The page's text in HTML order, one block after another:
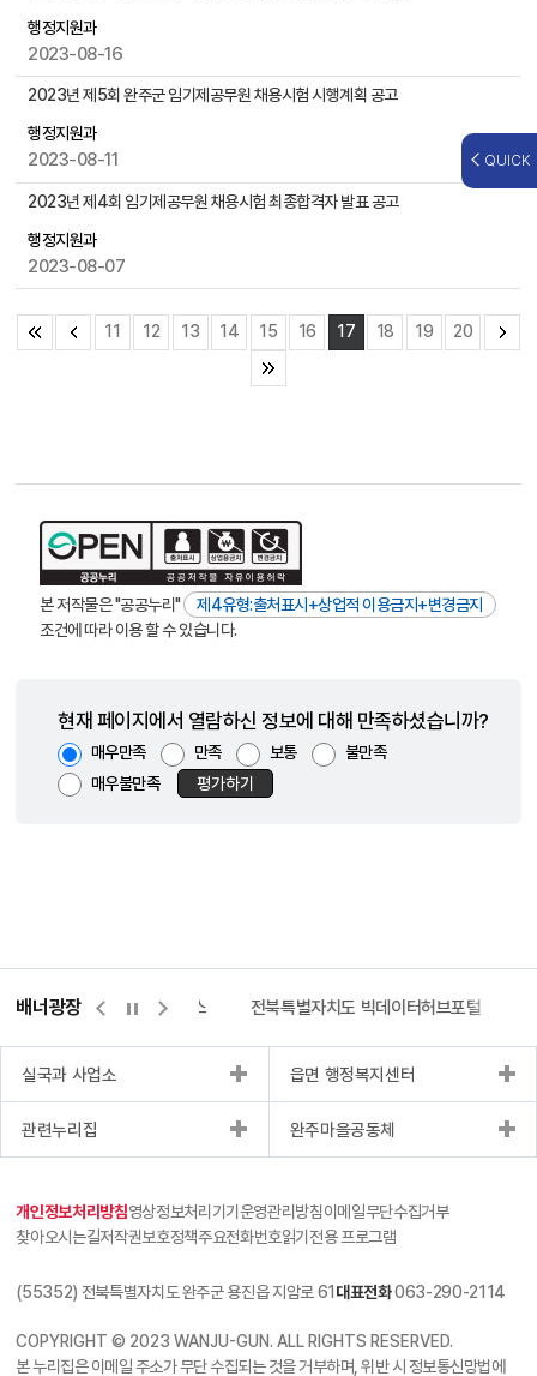
조행정지원과
2023-08-16
2023년 제5회 완주군 임기제공무원 채용시험 시행계획 공고
행정지원과
2023-08-11
2023년 제4회 임기제공무원 채용시험 최종합격자 발표 공고
행정지원과
2023-08-07
11 12 13 14 15 16 17 18 19 20
본 저작물은 "공공누리"
제4유형:출처표시+상업적 이용금지+변경금지
조건에 따라 이용 할 수 있습니다.
현재 페이지에서 열람하신 정보에 대해 만족하셨습니까?
매우만족 만족 보통
불만족
매우불만족
평가하기
QUICK
배너광장
량바로처리센터 위택스 전북특별자치도 빅데이터허브포털
실국과 사업소 읍면 행정복지센터
관련누리집 완주마을공동체
개인정보처리방침영상정보처리기기운영관리방침이메일무단수집거부
찾아오시는길저작권보호정책주요전화번호읽기전용 프로그램
(55352) 전북특별자치도 완주군 용진읍 지암로 61대표전화063-290-2114
COPYRIGHT © 2023 WANJU-GUN. ALL RIGHTS RESERVED.
본 누리집은 이메일 주소가 무단 수집되는 것을 거부하며, 위반 시 정보통신망법에